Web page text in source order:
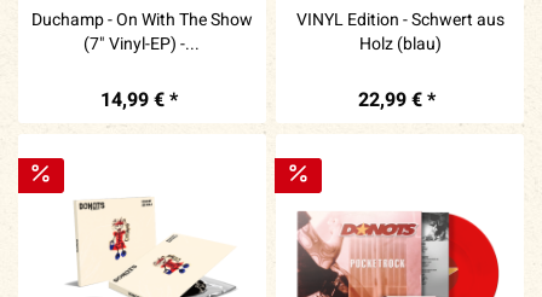
Duchamp - On With The Show
(7" Vinyl-EP) -...
14,99 € *
VINYL Edition - Schwert aus
Holz (blau)
22,99 € *